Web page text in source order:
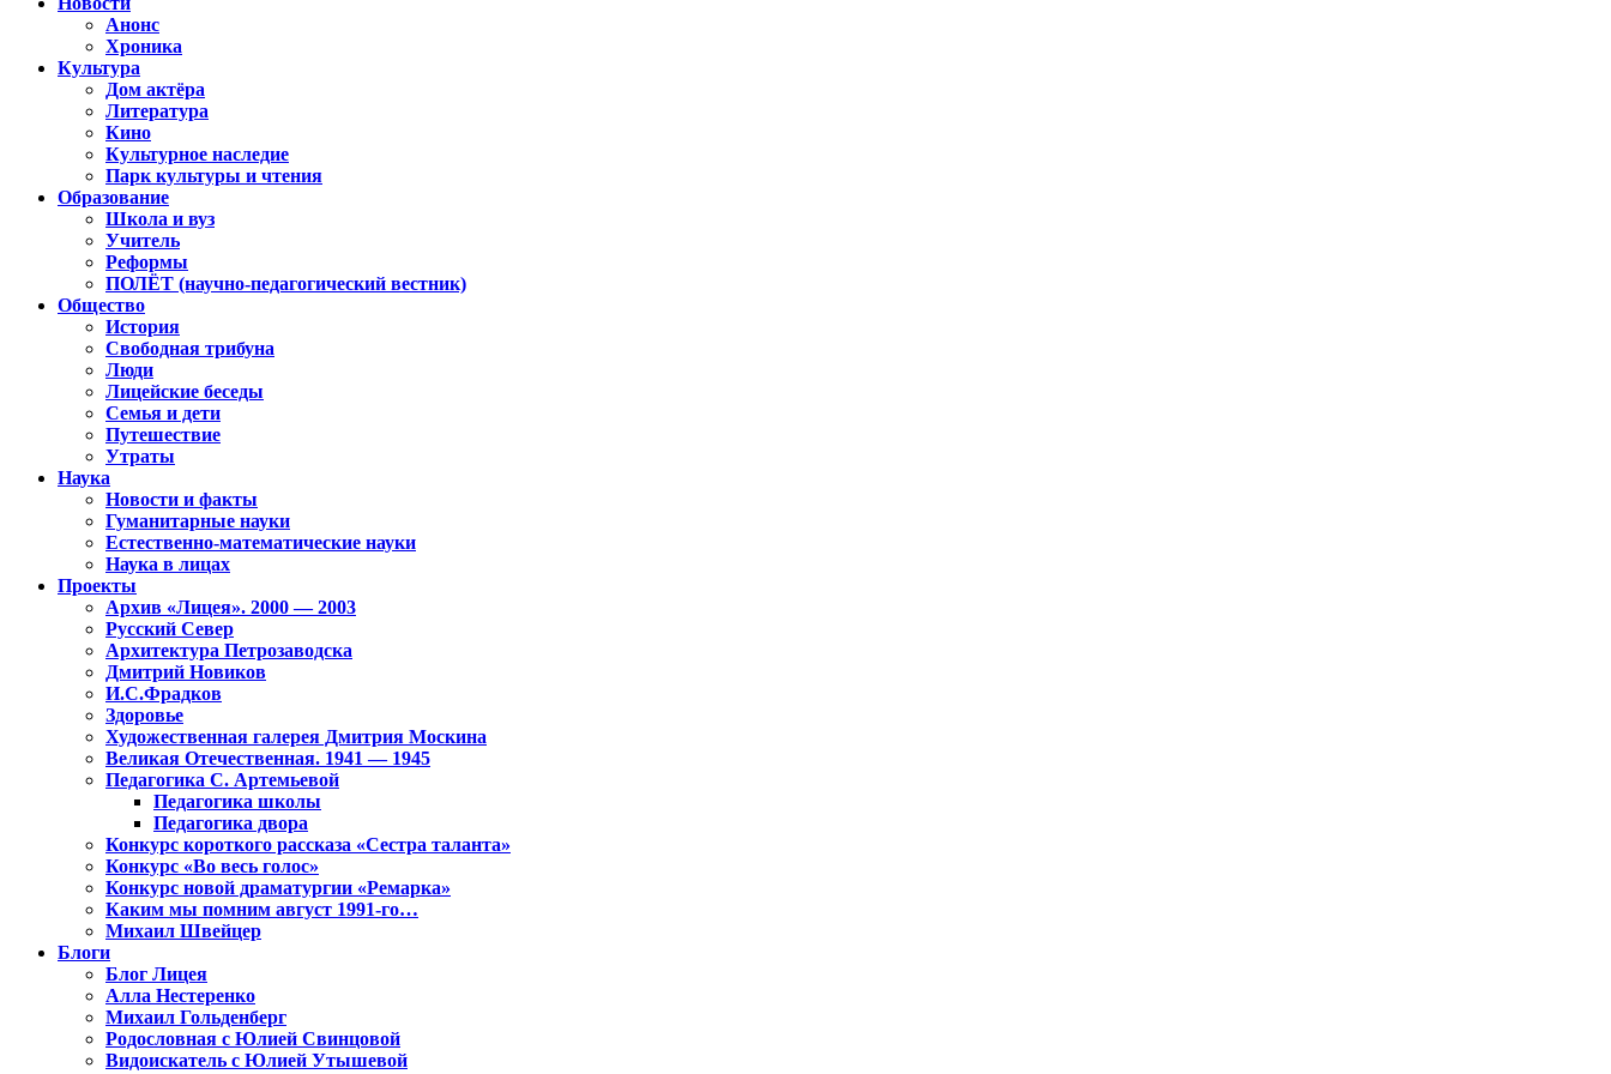
Анонс
Хроника
Культура
Дом актёра
Литература
Кино
Культурное наследие
Парк культуры и чтения
Образование
Школа и вуз
Учитель
Реформы
ПОЛЁТ (научно-педагогический вестник)
Общество
История
Свободная трибуна
Люди
Лицейские беседы
Семья и дети
Путешествие
Утраты
Наука
Новости и факты
Гуманитарные науки
Естественно-математические науки
Наука в лицах
Проекты
Архив «Лицея». 2000 — 2003
Русский Север
Архитектура Петрозаводска
Дмитрий Новиков
И.С.Фрадков
Здоровье
Художественная галерея Дмитрия Москина
Великая Отечественная. 1941 — 1945
Педагогика С. Артемьевой
Педагогика школы
Педагогика двора
Конкурс короткого рассказа «Сестра таланта»
Конкурс «Во весь голос»
Конкурс новой драматургии «Ремарка»
Каким мы помним август 1991-го…
Михаил Швейцер
Блоги
Блог Лицея
Алла Нестеренко
Михаил Гольденберг
Родословная с Юлией Свинцовой
Видоискатель с Юлией Утышевой